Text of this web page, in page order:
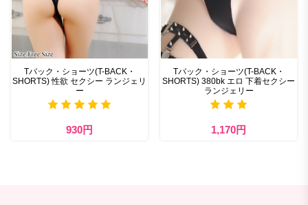
Tバック・ショーツ(T-BACK・
SHORTS) 性欲 セクシー ランジェリ
ー
930円
Tバック・ショーツ(T-BACK・
SHORTS) 380bk エロ 下着セクシー
ランジェリー
1,170円